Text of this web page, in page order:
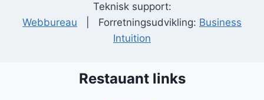
Teknisk support:
Webbureau | Forretningsudvikling: Business
Intuition
Restauant links